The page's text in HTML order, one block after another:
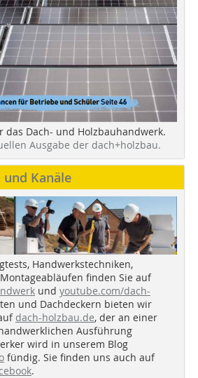
das Dach- und Holzbauhandwerk.
Ausgabe der dach+holzbau.
Kanäle
Handwerkstechniken,
finden Sie auf
und youtube.com/dach-
und Dachdeckern bieten wir
dach-holzbau.de, der an einer
Ausführung
wird in unserem Blog
fündig. Sie finden uns auch auf
.